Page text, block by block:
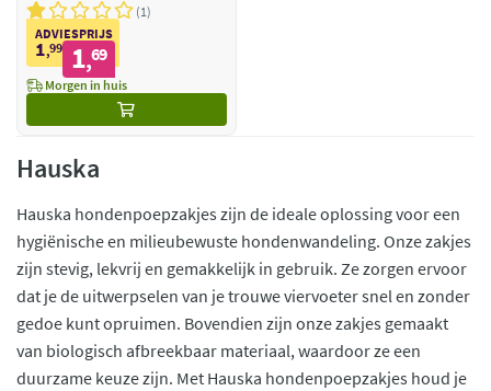
1
ADVIESPRIJS
1,99 1,69
Morgen in huis
Hauska
Hauska hondenpoepzakjes zijn de ideale oplossing voor een
hygiënische en milieubewuste hondenwandeling. Onze zakjes
zijn stevig, lekvrij en gemakkelijk in gebruik. Ze zorgen ervoor
dat je de uitwerpselen van je trouwe viervoeter snel en zonder
gedoe kunt opruimen. Bovendien zijn onze zakjes gemaakt
van biologisch afbreekbaar materiaal, waardoor ze een
duurzame keuze zijn. Met Hauska hondenpoepzakjes houd je